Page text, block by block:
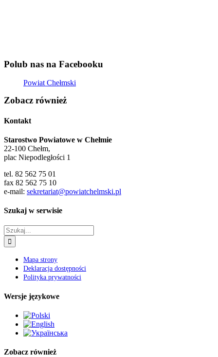
Polub nas na Facebooku
Powiat Chełmski
Zobacz również
Kontakt
Starostwo Powiatowe w Chełmie
22-100 Chełm,
plac Niepodległości 1
tel. 82 562 75 01
fax 82 562 75 10
e-mail: sekretariat@powiatchelmski.pl
Szukaj w serwisie
Szukaj
Mapa strony
Deklaracja dostępności
Polityka prywatności
Wersje językowe
Zobacz również